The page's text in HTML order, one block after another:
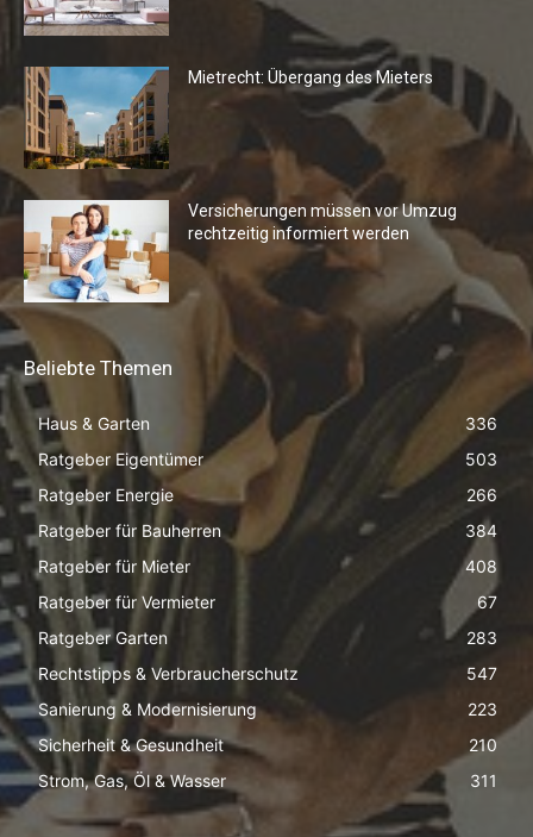
Mietrecht: Übergang des Mieters
Versicherungen müssen vor Umzug
rechtzeitig informiert werden
Beliebte Themen
Haus & Garten
336
Ratgeber Eigentümer
503
Ratgeber Energie
266
Ratgeber für Bauherren
384
Ratgeber für Mieter
408
Ratgeber für Vermieter
67
Ratgeber Garten
283
Rechtstipps & Verbraucherschutz
547
Sanierung & Modernisierung
223
Sicherheit & Gesundheit
210
Strom, Gas, Öl & Wasser
311